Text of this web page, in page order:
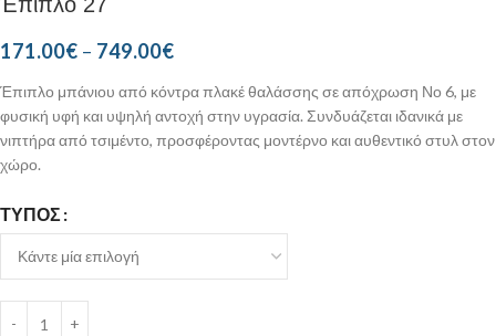
Έπιπλο 27
171.00€ – 749.00€
Έπιπλο μπάνιου από κόντρα πλακέ θαλάσσης σε απόχρωση Νο 6, με
φυσική υφή και υψηλή αντοχή στην υγρασία. Συνδυάζεται ιδανικά με
νιπτήρα από τσιμέντο, προσφέροντας μοντέρνο και αυθεντικό στυλ στον
χώρο.
ΤΎΠΟΣ